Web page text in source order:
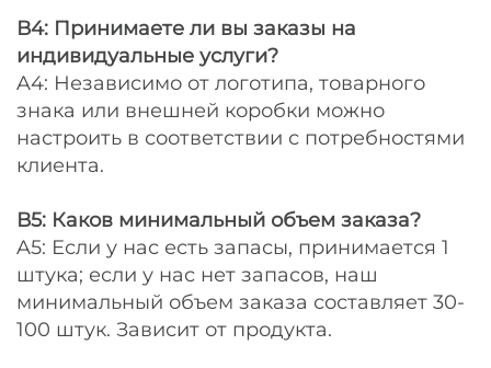
В4: Принимаете ли вы заказы на
индивидуальные услуги?
A4: Независимо от логотипа, товарного
знака или внешней коробки можно
настроить в соответствии с потребностями
клиента.
В5: Каков минимальный объем заказа?
A5: Если у нас есть запасы, принимается 1
штука; если у нас нет запасов, наш
минимальный объем заказа составляет 30-
100 штук. Зависит от продукта.